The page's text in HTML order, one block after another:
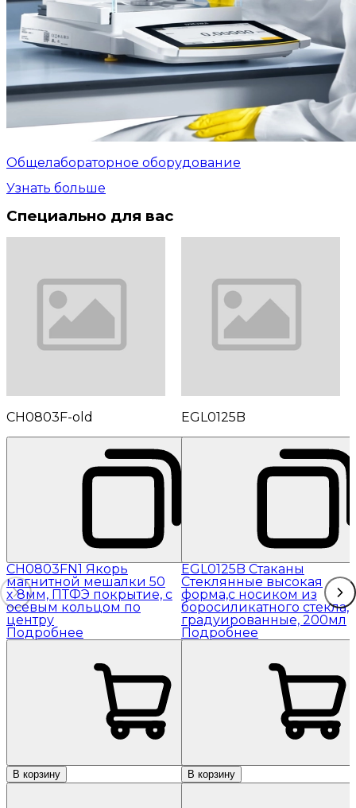
Общелабораторное оборудование
Узнать больше
Специально для вас
CH0803F-old
CH0803FN1 Якорь
магнитной мешалки 50
x 8мм, ПТФЭ покрытие, с
осевым кольцом по
центру
Подробнее
В корзину
EGL0125B
EGL0125B Стаканы
Стеклянные высокая
форма,с носиком из
боросиликатного стекла,
градуированные, 200мл
Подробнее
В корзину